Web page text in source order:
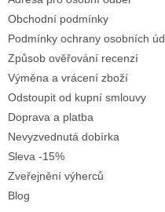
Obchodní podmínky
Podmínky ochrany osobních
Způsob ověřování recenzí
Výměna a vrácení zboží
Odstoupit od kupní smlouvy
Doprava a platba
Nevyzvednutá dobírka
Sleva -15%
Zveřejnění výherců
Blog